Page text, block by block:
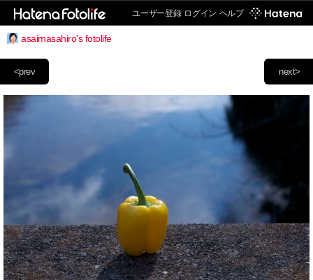
ユーザー登録 ログイン ヘルプ
asaimasahiro's fotolife
next>
<prev